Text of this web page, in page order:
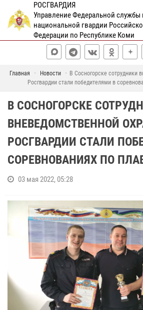
РОСГВАРДИЯ
Управление Федеральной службы
национальной гвардии
Федерации по Республике Коми
Главная Новости
В Сосногорске сотрудники
Росгвардии стали победителями в
В СОСНОГОРСКЕ
ВНЕВЕДОМСТВЕННОЙ
РОСГВАРДИИ СТАЛИ
СОРЕВНОВАНИЯХ ПО
03 мая 2022, 05:28